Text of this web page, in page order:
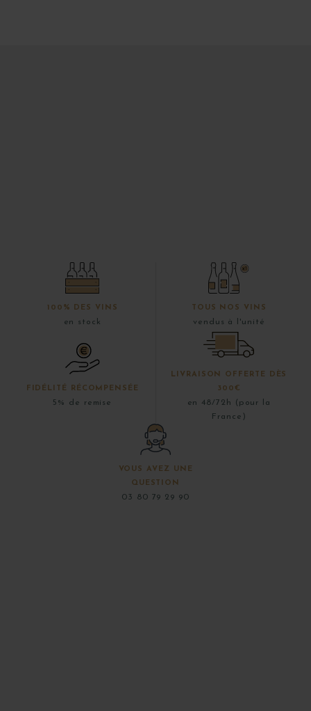
100% DES VINS
en stock
TOUS NOS VINS
vendus à l'unité
FIDÉLITÉ RÉCOMPENSÉE
5% de remise
LIVRAISON OFFERTE DÈS
300€
en 48/72h (pour la
France)
VOUS AVEZ UNE
QUESTION
03 80 79 29 90